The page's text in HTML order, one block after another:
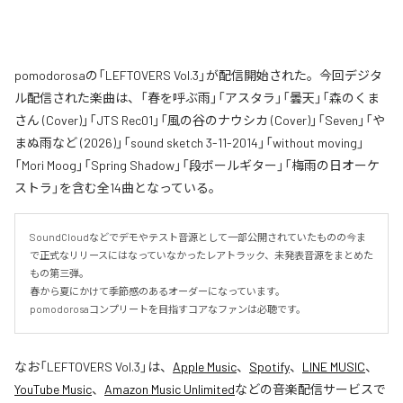
pomodorosaの「LEFTOVERS Vol.3」が配信開始された。今回デジタ
ル配信された楽曲は、「春を呼ぶ雨」「アスタラ」「曇天」「森のくま
さん (Cover)」「JTS Rec01」「風の谷のナウシカ (Cover)」「Seven」「や
まぬ雨など (2026)」「sound sketch 3-11-2014」「without moving」
「Mori Moog」「Spring Shadow」「段ボールギター」「梅雨の日オーケ
ストラ」を含む全14曲となっている。
SoundCloudなどでデモやテスト音源として一部公開されていたものの今ま
で正式なリリースにはなっていなかったレアトラック、未発表音源をまとめた
もの第三弾。
春から夏にかけて季節感のあるオーダーになっています。
pomodorosaコンプリートを目指すコアなファンは必聴です。
なお「LEFTOVERS Vol.3 」は、 Apple Music、 Spotify、 LINE MUSIC、
YouTube Music、 Amazon Music Unlimitedなどの音楽配信サービスで